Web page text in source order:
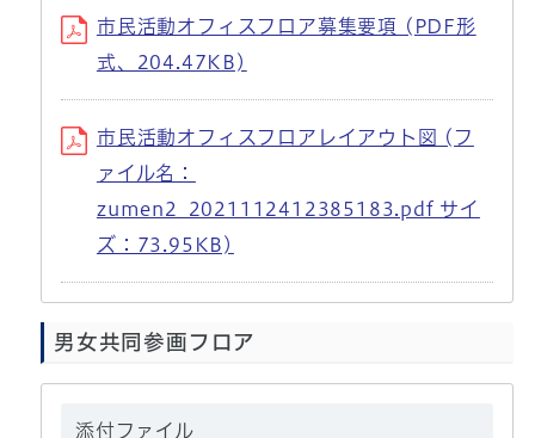
市民活動オフィスフロア募集要項 (PDF形
式、204.47KB)
市民活動オフィスフロアレイアウト図 (フ
ァイル名：
zumen2_2021112412385183.pdf サイ
ズ：73.95KB)
男女共同参画フロア
添付ファイル